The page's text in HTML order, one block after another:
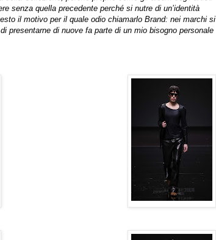
senza quella precedente perché si nutre di un’identità
il motivo per il quale odio chiamarlo Brand: nei marchi si
presentarne di nuove fa parte di un mio bisogno personale